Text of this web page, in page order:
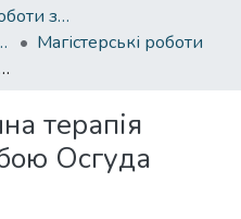
Кваліфікаційні роботи здобувачів вищої освіти
ерготерапії
Магістерські роботи
Осгуда Шляттера
терапія
Осгуда